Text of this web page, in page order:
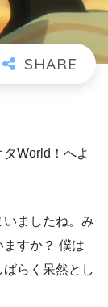
World！へよ
ましたね。み
すか？ 僕は
らく呆然とし